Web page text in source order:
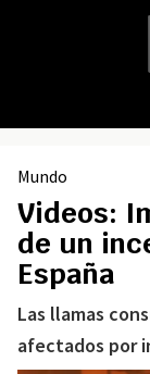
Mundo
Videos:
de un
España
Las llamas
afectados por